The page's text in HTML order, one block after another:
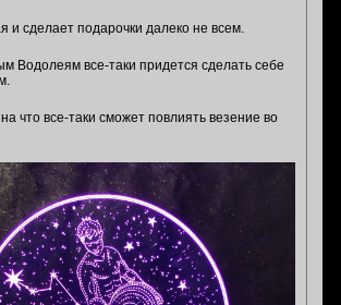
и сделает подарочки далеко не всем.
Водолеям все-таки придется сделать себе
на что все-таки сможет повлиять везение во